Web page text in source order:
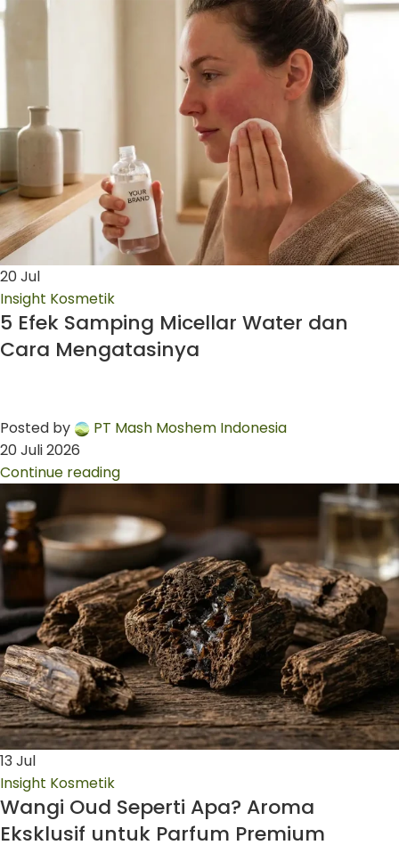
20Jul
Insight Kosmetik
5 Efek Samping Micellar Water dan
Cara Mengatasinya
Posted by
PT Mash Moshem Indonesia
20 Juli 2026
Continue reading
13 Jul
Insight Kosmetik
Wangi Oud Seperti Apa? Aroma
Eksklusif untuk Parfum Premium